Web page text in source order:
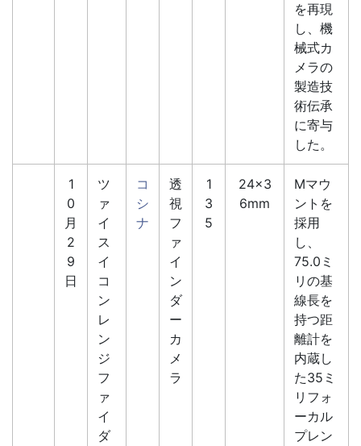
を再現
し、機
械式カ
メラの
製造技
術伝承
に寄与
した。
1
0
月
2
9
日
ツ
ァ
イ
ス
イ
コ
ン
レ
ン
ジ
フ
ァ
イ
ダ
コ
シ
ナ
透
視
フ
ァ
イ
ン
ダ
ー
カ
メ
ラ
1
3
5
24×3
6mm
Mマウ
ントを
採用
し、
75.0ミ
リの基
線長を
持つ距
離計を
内蔵し
た35ミ
リフォ
ーカル
プレン